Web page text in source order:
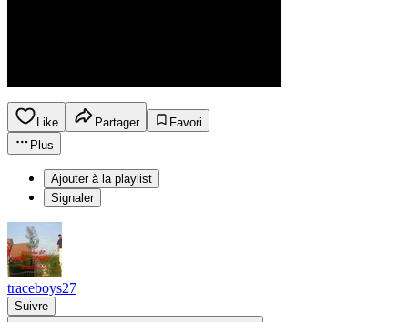
Like Partager
Favori
Plus
Ajouter à la playlist
Signaler
traceboys27
Suivre